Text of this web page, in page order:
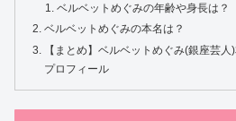
ベルベットめぐみの年齢や身長は？
ベルベットめぐみの本名は？
【まとめ】ベルベットめぐみ(銀座芸
プロフィール